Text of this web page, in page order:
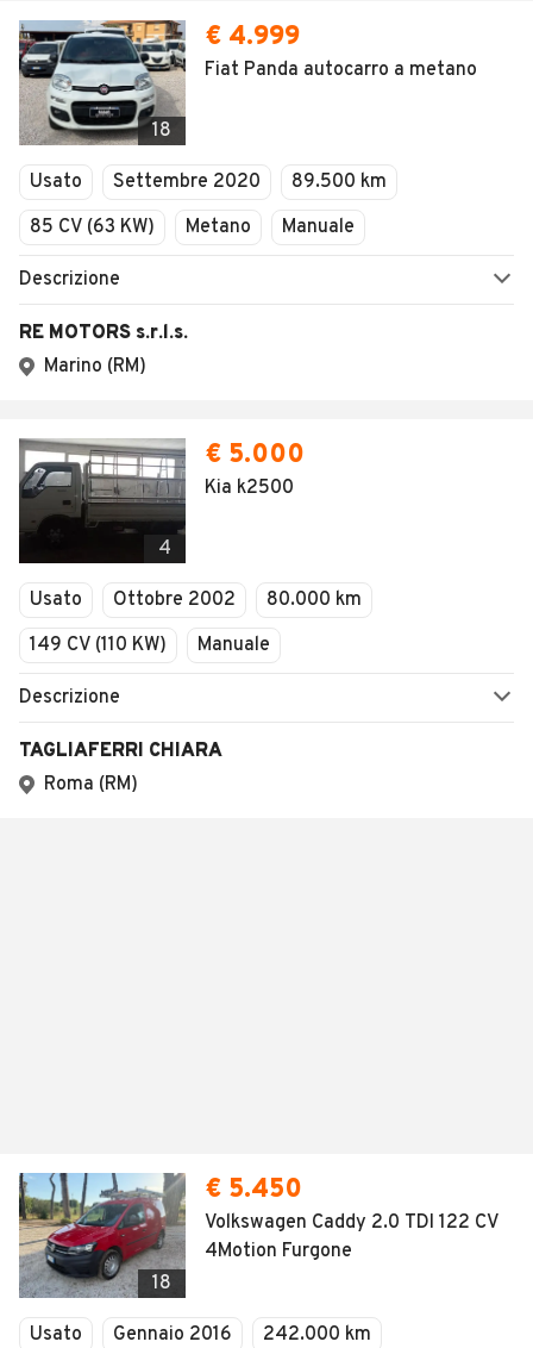
18
€ 4.999
Fiat Panda autocarro a metano
Usato Settembre 2020
89.500 km
85 CV (63 KW)
Metano Manuale
Descrizione
RE MOTORS s.r.l.s.
Marino (RM)
4
€ 5.000
Kia k2500
Usato Ottobre 2002
80.000 km
149 CV (110 KW)
Manuale
Descrizione
TAGLIAFERRI CHIARA
Roma (RM)
18
€ 5.450
Volkswagen Caddy 2.0 TDI 122 CV
4Motion Furgone
Usato Gennaio 2016 242.000 km